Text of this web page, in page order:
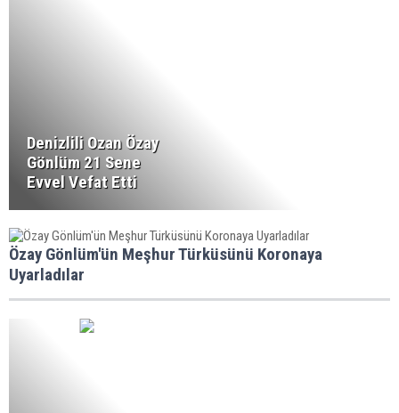
Denizlili Ozan Özay
Gönlüm 21 Sene
Evvel Vefat Etti
Özay Gönlüm'ün Meşhur Türküsünü Koronaya
Uyarladılar